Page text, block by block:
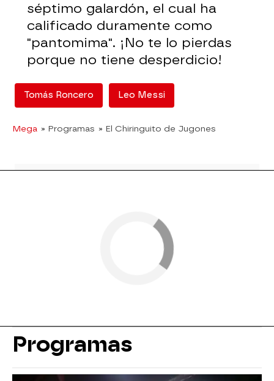
séptimo galardón, el cual ha
calificado duramente como
"pantomima". ¡No te lo pierdas
porque no tiene desperdicio!
Tomás Roncero Leo Messi
Mega » Programas » El Chiringuito de Jugones
Programas